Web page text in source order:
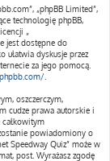
„phpBB Limited”,
technologię phpBB,
„
jest dostępne do
ułatwia dyskusje przez
za jego pomocą.
oszczerczym,
cudze prawa autorskie i
powiadomiony o
Speedway Quiz” może w
post. Wyrażasz zgodę